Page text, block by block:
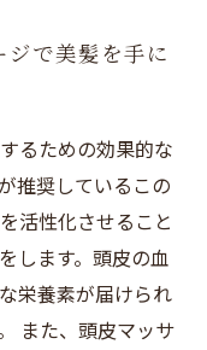
で美髪を手に
るための効果的な
推奨しているこの
活性化させること
します。頭皮の血
栄養素が届けられ
また、頭皮マッサ